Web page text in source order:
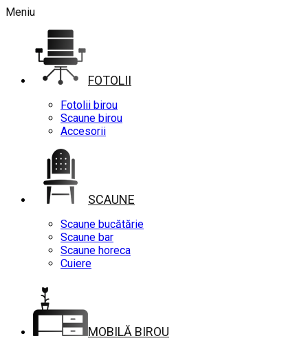
Meniu
FOTOLII
Fotolii birou
Scaune birou
Accesorii
SCAUNE
Scaune bucătărie
Scaune bar
Scaune horeca
Cuiere
MOBILĂ BIROU